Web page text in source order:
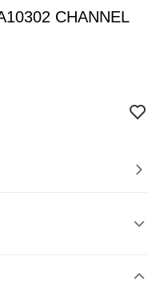
CHANNEL